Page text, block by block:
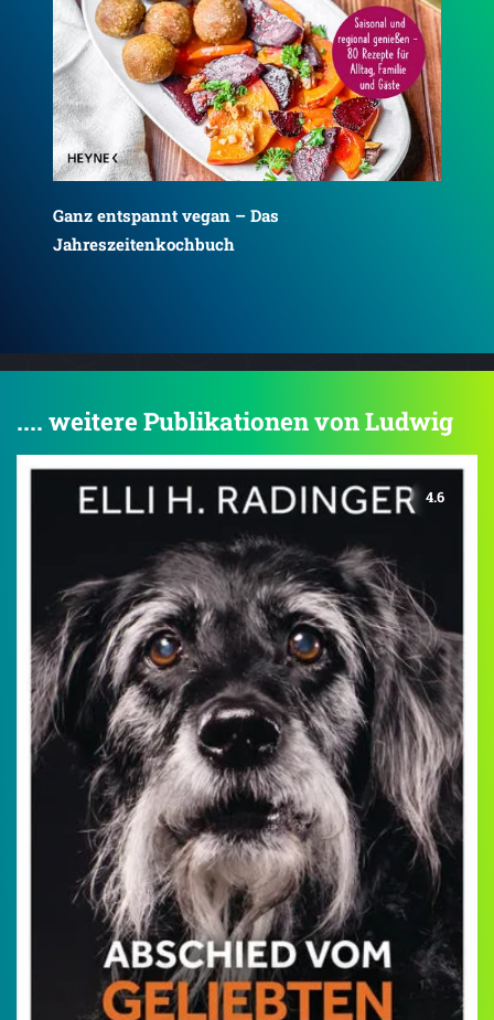
Ganz entspannt vegan – Das Kochbuch
.... weitere Publikationen von Ludwig
4.6